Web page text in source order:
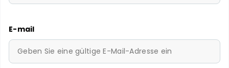
E-mail